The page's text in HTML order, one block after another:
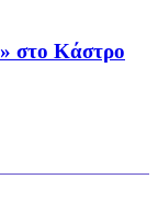
στο Κάστρο